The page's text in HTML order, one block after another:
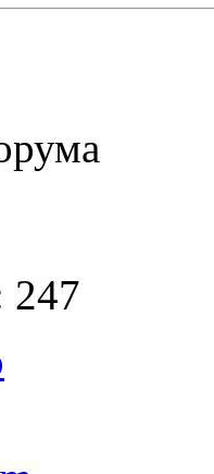
247